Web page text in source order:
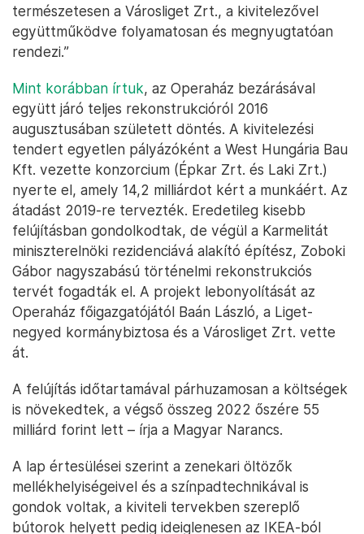
természetesen a Városliget Zrt., a kivitelezővel
együttműködve folyamatosan és megnyugtatóan
rendezi.”
Mint korábban írtuk, az Operaház bezárásával
együtt járó teljes rekonstrukcióról 2016
augusztusában született döntés. A kivitelezési
tendert egyetlen pályázóként a West Hungária Bau
Kft. vezette konzorcium (Épkar Zrt. és Laki Zrt.)
nyerte el, amely 14,2 milliárdot kért a munkáért. Az
átadást 2019-re tervezték. Eredetileg kisebb
felújításban gondolkodtak, de végül a Karmelitát
miniszterelnöki rezidenciává alakító építész, Zoboki
Gábor nagyszabású történelmi rekonstrukciós
tervét fogadták el. A projekt lebonyolítását az
Operaház főigazgatójától Baán László, a Liget-
negyed kormánybiztosa és a Városliget Zrt. vette
át.
A felújítás időtartamával párhuzamosan a költségek
is növekedtek, a végső összeg 2022 őszére 55
milliárd forint lett – írja a Magyar Narancs.
A lap értesülései szerint a zenekari öltözők
mellékhelyiségeivel és a színpadtechnikával is
gondok voltak, a kiviteli tervekben szereplő
bútorok helyett pedig ideiglenesen az IKEA-ból